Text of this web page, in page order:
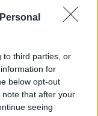
to third parties, or
for
below opt-out
that after your
seeing